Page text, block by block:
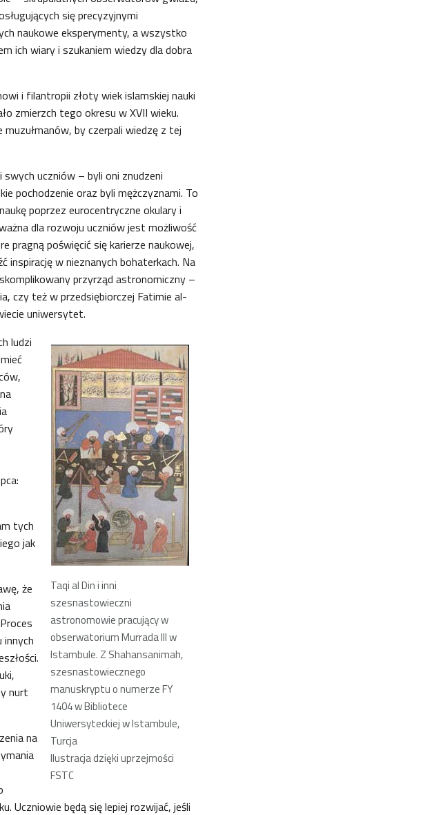
się precyzyjnymi
naukowe eksperymenty, a wszystko
ich wiary i szukaniem wiedzy dla dobra
i filantropii złoty wiek islamskiej nauki
zmierzch tego okresu w XVII wieku.
by czerpali wiedzę z tej
swych uczniów – byli oni znudzeni
pochodzenie oraz byli mężczyznami. To
poprzez eurocentryczne okulary i
dla rozwoju uczniów jest możliwość
pragną poświęcić się karierze naukowej,
inspirację w nieznanych bohaterkach. Na
przyrząd astronomiczny –
czy też w przedsiębiorczej Fatimie al-
uniwersytet.
Taqi al Din i inni
szesnastowieczni
astronomowie pracujący w
obserwatorium Murrada III w
Istambule. Z Shahansanimah,
szesnastowiecznego
manuskryptu o numerze FY
1404 w Bibliotece
Uniwersyteckiej w Istambule,
Turcja
Ilustracja dzięki uprzejmości
FSTC
ludzi
tych
jak
że
innych
nurt
na
Uczniowie będą się lepiej rozwijać, jeśli